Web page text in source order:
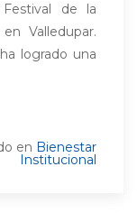
de la
Valledupar.
logrado una
en Bienestar
Institucional